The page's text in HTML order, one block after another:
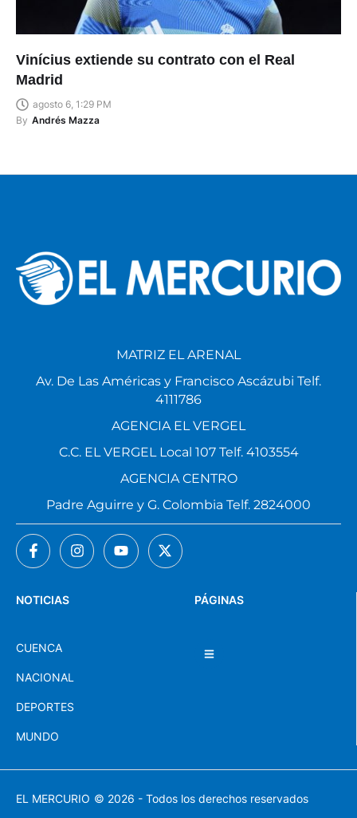
Vinícius extiende su contrato con el Real
Madrid
agosto 6, 1:29 PM
By Andrés Mazza
PÁGINAS
NOTICIAS
CUENCA
NACIONAL
DEPORTES
MUNDO
MATRIZ EL ARENAL
Av. De Las Américas y Francisco Ascázubi Telf.
4111786
AGENCIA EL VERGEL
C.C. EL VERGEL Local 107 Telf. 4103554
AGENCIA CENTRO
Padre Aguirre y G. Colombia Telf. 2824000
EL MERCURIO © 2026 - Todos los derechos reservados